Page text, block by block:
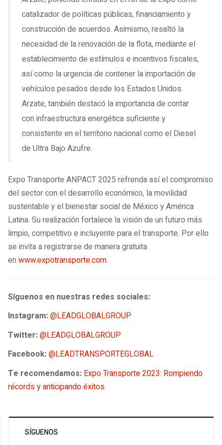
catalizador de políticas públicas, financiamiento y
construcción de acuerdos. Asimismo, resaltó la
necesidad de la renovación de la flota, mediante el
establecimiento de estímulos e incentivos fiscales,
así como la urgencia de contener la importación de
vehículos pesados desde los Estados Unidos.
Arzate, también destacó la importancia de contar
con infraestructura energética suficiente y
consistente en el territorio nacional como el Diesel
de Ultra Bajo Azufre.
Expo Transporte ANPACT 2025 refrenda así el compromiso
del sector con el desarrollo económico, la movilidad
sustentable y el bienestar social de México y América
Latina. Su realización fortalece la visión de un futuro más
limpio, competitivo e incluyente para el transporte. Por ello
se invita a registrarse de manera gratuita
en www.expotransporte.com.
Síguenos en nuestras redes sociales:
Instagram:@LEADGLOBALGROUP
Twitter:@LEADGLOBALGROUP
Facebook:@LEADTRANSPORTEGLOBAL
Te recomendamos: Expo Transporte 2023: Rompiendo
récords y anticipando éxitos.
SÍGUENOS